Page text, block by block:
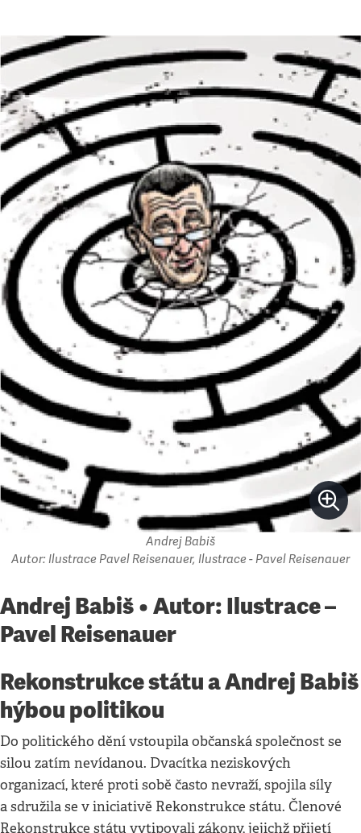
Andrej Babiš
Autor: Ilustrace Pavel Reisenauer, Ilustrace - Pavel Reisenauer
Andrej Babiš • Autor: Ilustrace –
Pavel Reisenauer
Rekonstrukce státu a Andrej Babiš
hýbou politikou
Do politického dění vstoupila občanská společnost se
silou zatím nevídanou. Dvacítka neziskových
organizací, které proti sobě často nevraží, spojila síly
a sdružila se v iniciativě Rekonstrukce státu. Členové
Rekonstrukce státu vytipovali zákony, jejichž přijetí